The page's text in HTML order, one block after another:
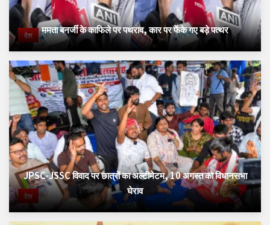
देश ममता बनर्जी के काफिले पर पथराव, कार पर फेंके गए बड़े पत्थर
देश
JPSC-JSSC विवाद पर छात्रों का अल्टीमेटम, 10 अगस्त को विधानसभा
घेराव